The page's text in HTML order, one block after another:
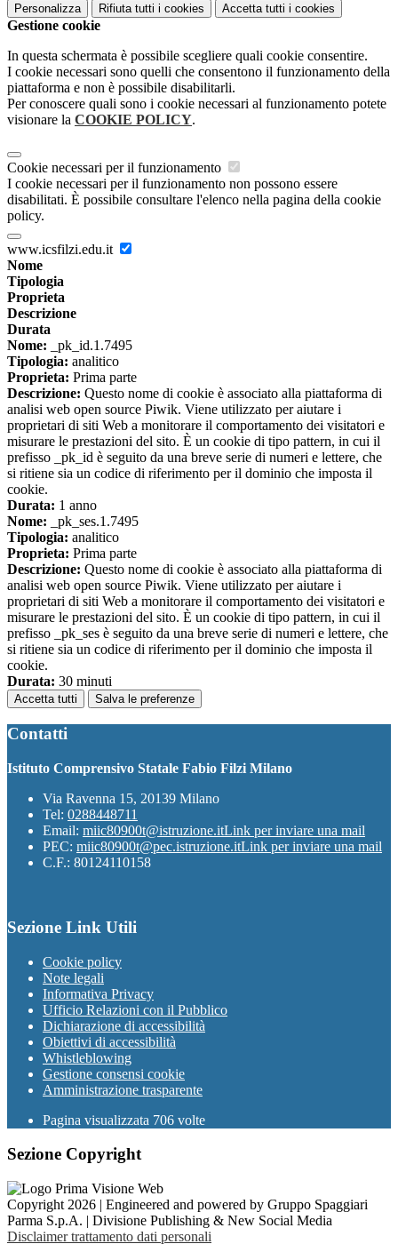
Personalizza Rifiuta tutti i cookies Accetta tutti i cookies
Gestione cookie
In questa schermata è possibile scegliere quali cookie consentire.
I cookie necessari sono quelli che consentono il funzionamento della
piattaforma e non è possibile disabilitarli.
Per conoscere quali sono i cookie necessari al funzionamento potete
visionare la COOKIE POLICY.
Cookie necessari per il funzionamento
I cookie necessari per il funzionamento non possono essere
disabilitati. È possibile consultare l'elenco nella pagina della cookie
policy.
www.icsfilzi.edu.it
Nome
Tipologia
Proprieta
Descrizione
Durata
Nome: _pk_id.1.7495
Tipologia: analitico
Proprieta: Prima parte
Descrizione: Questo nome di cookie è associato alla piattaforma di
analisi web open source Piwik. Viene utilizzato per aiutare i
proprietari di siti Web a monitorare il comportamento dei visitatori e
misurare le prestazioni del sito. È un cookie di tipo pattern, in cui il
prefisso _pk_id è seguito da una breve serie di numeri e lettere, che
si ritiene sia un codice di riferimento per il dominio che imposta il
cookie.
Durata: 1 anno
Nome: _pk_ses.1.7495
Tipologia: analitico
Proprieta: Prima parte
Descrizione: Questo nome di cookie è associato alla piattaforma di
analisi web open source Piwik. Viene utilizzato per aiutare i
proprietari di siti Web a monitorare il comportamento dei visitatori e
misurare le prestazioni del sito. È un cookie di tipo pattern, in cui il
prefisso _pk_ses è seguito da una breve serie di numeri e lettere, che
si ritiene sia un codice di riferimento per il dominio che imposta il
cookie.
Durata: 30 minuti
Accetta tutti Salva le preferenze
Contatti
Istituto Comprensivo Statale Fabio Filzi Milano
Via Ravenna 15, 20139 Milano
Tel: 0288448711
Email: miic80900t@istruzione.itLink per inviare una mail
PEC: miic80900t@pec.istruzione.itLink per inviare una mail
C.F.: 80124110158
Sezione Link Utili
Cookie policy
Note legali
Informativa Privacy
Ufficio Relazioni con il Pubblico
Dichiarazione di accessibilità
Obiettivi di accessibilità
Whistleblowing
Gestione consensi cookie
Amministrazione trasparente
Pagina visualizzata 706 volte
Sezione Copyright
Copyright 2026 | Engineered and powered by Gruppo Spaggiari
Parma S.p.A. | Divisione Publishing & New Social Media
Disclaimer trattamento dati personali